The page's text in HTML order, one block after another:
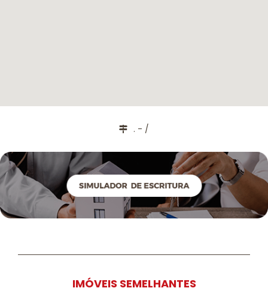
. - /
IMÓVEIS SEMELHANTES